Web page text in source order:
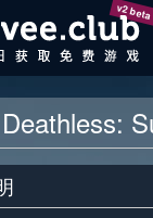
v2 beta